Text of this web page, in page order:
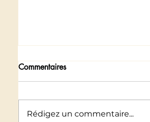
Commentaires
Rédigez un commentaire...